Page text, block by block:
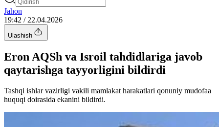
Jahon
19:42 / 22.04.2026
Ulashish
Eron AQSh va Isroil tahdidlariga javob
qaytarishga tayyorligini bildirdi
Tashqi ishlar vazirligi vakili mamlakat harakatlari qonuniy mudofaa
huquqi doirasida ekanini bildirdi.